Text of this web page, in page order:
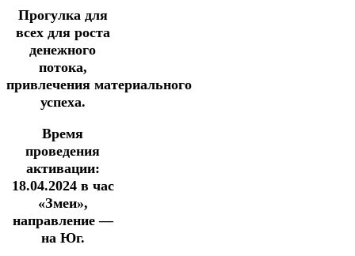
Прогулка для
всех для роста
денежного
потока,
привлечения материального
успеха.
Время
проведения
активации:
18.04.2024в час
«Змеи»,
направление —
на Юг.